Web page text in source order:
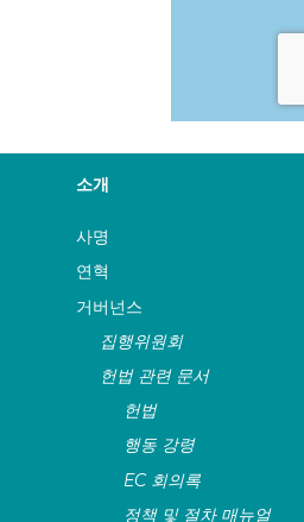
소개
사명
연혁
거버넌스
집행위원회
헌법 관련 문서
헌법
행동 강령
EC 회의록
정책 및 절차 매뉴얼